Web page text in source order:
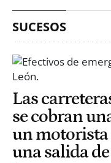
SUCESOS
Las
se cobran
un motorista
una salida